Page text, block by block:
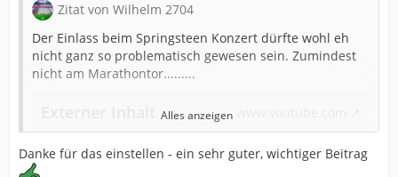
Zitat von Wilhelm 2704
Der Einlass beim Springsteen Konzert dürfte wohl eh
nicht ganz so problematisch gewesen sein. Zumindest
nicht am Marathontor.........
Inhalte von externen Seiten werden ohne Ihre
Zustimmung nicht automatisch geladen und
Alles anzeigen
Danke für das einstellen - ein sehr guter, wichtiger Beitrag